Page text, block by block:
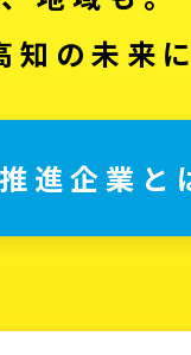
の未来
進企業と